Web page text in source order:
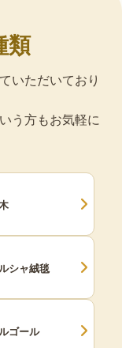
類
いただいており
う方もお気軽に
シャ絨毯
ゴール